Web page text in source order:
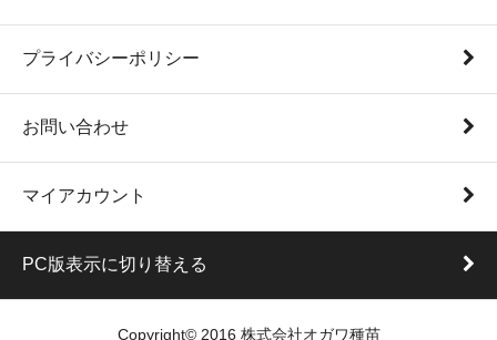
プライバシーポリシー
お問い合わせ
マイアカウント
PC版表示に切り替える
Copyright© 2016 株式会社オガワ種苗